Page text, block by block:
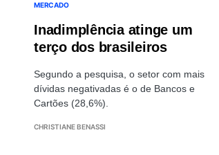
MERCADO
Inadimplência atinge um
terço dos brasileiros
Segundo a pesquisa, o setor com mais
dívidas negativadas é o de Bancos e
Cartões (28,6%).
CHRISTIANE BENASSI